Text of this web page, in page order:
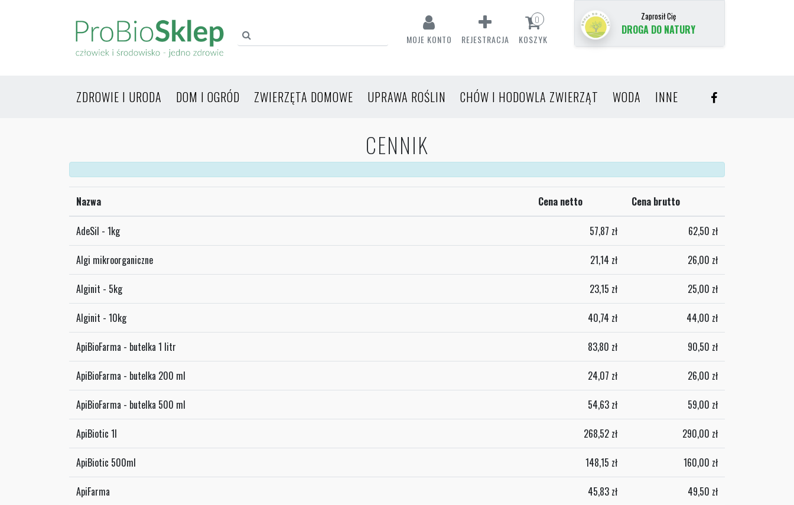
MOJE KONTO REJESTRACJA KOSZYK
0 Zaprosił Cię
DROGA DO NATURY
ZDROWIE I URODA DOM I OGRÓD ZWIERZĘTA DOMOWE UPRAWA ROŚLIN CHÓW I HODOWLA ZWIERZĄT WODA INNE
CENNIK
Nazwa Cena netto Cena brutto
AdeSil - 1kg 57,87 zł 62,50 zł
Algi mikroorganiczne 21,14 zł 26,00 zł
Alginit - 5kg 23,15 zł 25,00 zł
Alginit - 10kg 40,74 zł 44,00 zł
ApiBioFarma - butelka 1 litr 83,80 zł 90,50 zł
ApiBioFarma - butelka 200 ml 24,07 zł 26,00 zł
ApiBioFarma - butelka 500 ml 54,63 zł 59,00 zł
ApiBiotic 1l 268,52 zł 290,00 zł
ApiBiotic 500ml 148,15 zł 160,00 zł
ApiFarma 45,83 zł 49,50 zł